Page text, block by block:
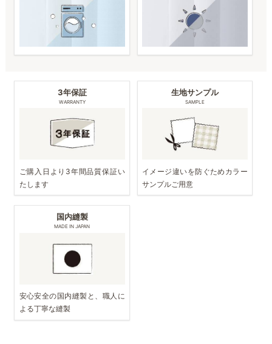
3年保証
WARRANTY
ご購入日より3年間品質保証い
たします
生地サンプル
SAMPLE
イメージ違いを防ぐためカラー
サンプルご用意
国内縫製
MADE IN JAPAN
安心安全の国内縫製と、職人に
よる丁寧な縫製